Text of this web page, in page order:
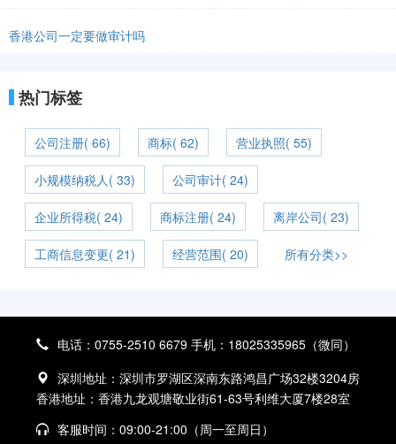
香港公司一定要做审计吗
热门标签
公司注册( 66) 商标( 62) 营业执照( 55)
小规模纳税人( 33) 公司审计( 24)
企业所得税( 24) 商标注册( 24) 离岸公司( 23)
工商信息变更( 21) 经营范围( 20) 所有分类>>
电话：0755-2510 6679 手机：18025335965（微同）
深圳地址：深圳市罗湖区深南东路鸿昌广场32楼3204房
香港地址：香港九龙观塘敬业街61-63号利维大厦7楼28室
客服时间：09:00-21:00（周一至周日）